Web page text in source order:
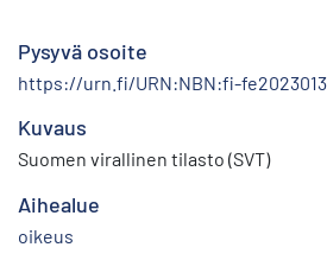
Pysyvä osoite
https://urn.fi/URN:NBN:fi-
Kuvaus
Suomen virallinen tilasto (SVT)
Aihealue
oikeus